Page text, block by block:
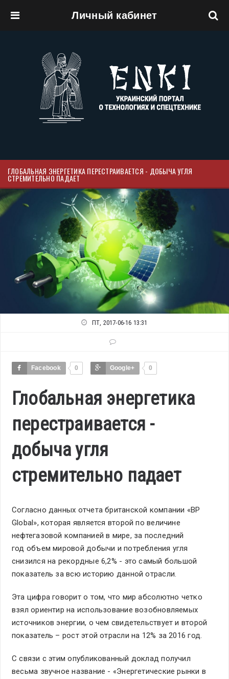
Личный кабинет
ГЛОБАЛЬНАЯ ЭНЕРГЕТИКА ПЕРЕСТРАИВАЕТСЯ - ДОБЫЧА УГЛЯ
СТРЕМИТЕЛЬНО ПАДАЕТ
ПТ, 2017-06-16 13:31
Facebook 0 Google+ 0
Глобальная энергетика
перестраивается -
добыча угля
стремительно падает
Согласно данных отчета британской компании «BP
Glоbal», которая является второй по величине
нефтегазовой компанией в мире, за последний
год объем мировой добычи и потребления угля
снизился на рекордные 6,2% - это самый большой
показатель за всю историю данной отрасли.
Эта цифра говорит о том, что мир абсолютно четко
взял ориентир на использование возобновляемых
источников энергии, о чем свидетельствует и второй
показатель – рост этой отрасли на 12% за 2016 год.
С связи с этим опубликованный доклад получил
весьма звучное название - «Энергетические рынки в